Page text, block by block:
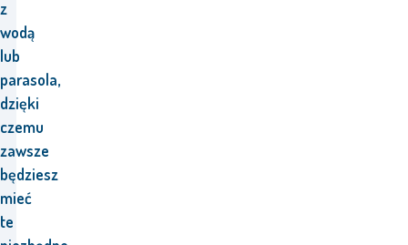
z
wodą
lub
parasola,
dzięki
czemu
zawsze
będziesz
mieć
te